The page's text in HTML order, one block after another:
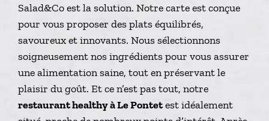
Salad&Co est la solution. Notre carte est conçue
pour vous proposer des plats équilibrés,
savoureux et innovants. Nous sélectionnons
soigneusement nos ingrédients pour vous assurer
une alimentation saine, tout en préservant le
plaisir du goût. Et ce n’est pas tout, notre
restaurant healthy à Le Pontetest idéalement